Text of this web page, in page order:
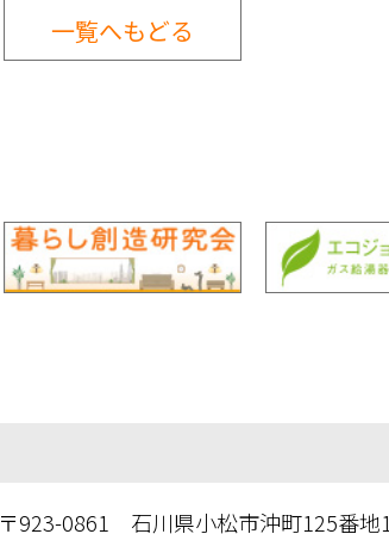
一覧へもどる
〒923-0861 石川県小松市沖町125番地